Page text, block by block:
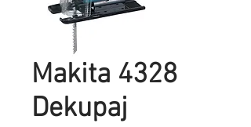
Makita 4328
Dekupaj